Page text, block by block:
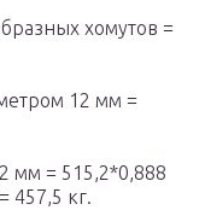
хомутов =
12 мм =
мм = 515,2*0,888
457,5 кг.